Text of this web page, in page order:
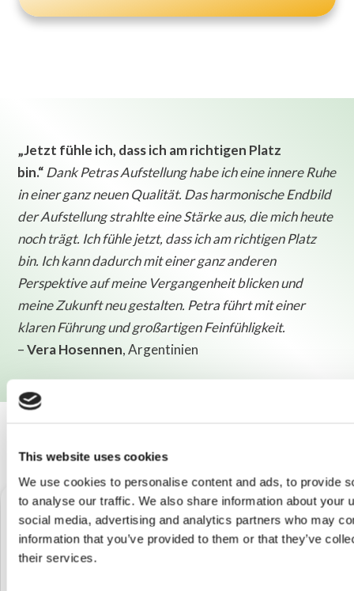
This website uses cookies
We use cookies to personalise content and ads, to provide
to analyse our traffic. We also share information about your
social media, advertising and analytics partners who may
information that you’ve provided to them or that they’ve
their services.
„Jetzt fühle ich, dass ich am richtigen Platz
bin.“Dank Petras Aufstellung habe ich eine innere Ruhe
in einer ganz neuen Qualität. Das harmonische Endbild
der Aufstellung strahlte eine Stärke aus, die mich heute
noch trägt. Ich fühle jetzt, dass ich am richtigen Platz
bin. Ich kann dadurch mit einer ganz anderen
Perspektive auf meine Vergangenheit blicken und
meine Zukunft neu gestalten. Petra führt mit einer
klaren Führung und großartigen Feinfühligkeit.
–Vera Hosennen, Argentinien
Nimm deinen Platz ein -
die Kraft deiner Wurzeln